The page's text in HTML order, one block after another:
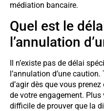
médiation bancaire.
Quel est le
l’annulation
Il n’existe pas de délai
l’annulation d’une
d’agir dès que vous
de votre engagement.
difficile de prouver que la